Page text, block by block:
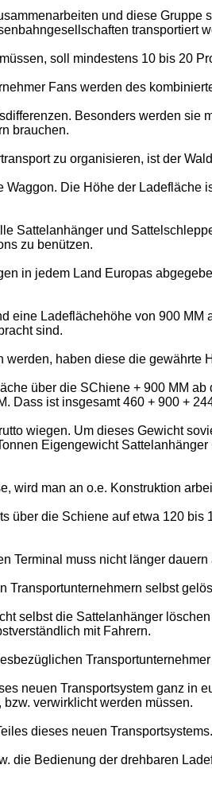
und diese
transportiert
soll mindestens 10 bis 20
Fans werden des
Besonders werden sie
brauchen.
zu organisieren, ist der
Die Höhe der Ladefläche
Sattelanhänger und
zu benützen.
in jedem Land Europas
eine Ladeflächehöhe von 900
sind.
haben diese die gewährte
über die SChiene + 900 MM
Dass ist insgesamt 460 + 900 +
wiegen. Um dieses Gewicht
Eigengewicht
wird man an o.e. Konstruktion
über die Schiene auf etwa 120
Terminal muss nicht länger
selbst
selbst die Sattelanhänger
mit Fahrern.
neuen Transportsystem ganz in
verwirklicht werden müssen.
dieses neuen Transportsystems.
die Bedienung der drehbaren